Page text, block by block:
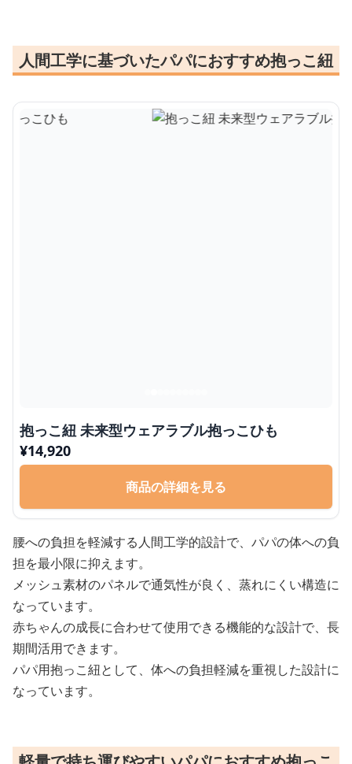
人間工学に基づいたパパにおすすめ抱っこ紐
抱っこ紐 未来型ウェアラブル抱っこひも
¥14,920
商品の詳細を見る
腰への負担を軽減する人間工学的設計で、パパの体への負
担を最小限に抑えます。
メッシュ素材のパネルで通気性が良く、蒸れにくい構造に
なっています。
赤ちゃんの成長に合わせて使用できる機能的な設計で、長
期間活用できます。
パパ用抱っこ紐として、体への負担軽減を重視した設計に
なっています。